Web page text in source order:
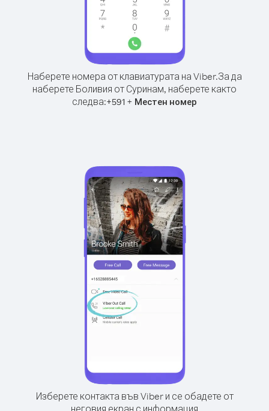
Наберете номера от клавиатурата на Viber.За да
наберете Боливия от Суринам, наберете както
следва:+591 + Местен номер
Изберете контакта във Viber и се обадете от
неговия екран с информация